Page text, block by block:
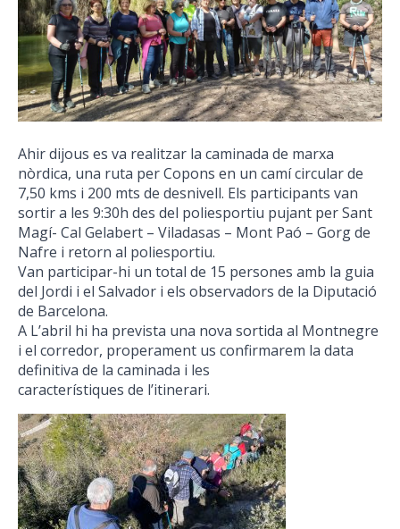
Ahir dijous es va realitzar la caminada de marxa
nòrdica, una ruta per Copons en un camí circular de
7,50 kms i 200 mts de desnivell. Els participants van
sortir a les 9:30h des del poliesportiu pujant per Sant
Magí- Cal Gelabert – Viladasas – Mont Paó – Gorg de
Nafre i retorn al poliesportiu.
Van participar-hi un total de 15 persones amb la guia
del Jordi i el Salvador i els observadors de la Diputació
de Barcelona.
A L’abril hi ha prevista una nova sortida al Montnegre
i el corredor, properament us confirmarem la data
definitiva de la caminada i les
característiques de l’itinerari.